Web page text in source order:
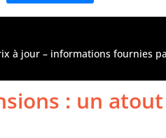
moments
à jour – informations fournies
: un